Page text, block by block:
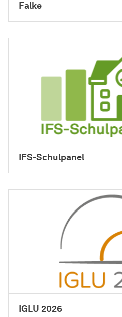
Falke
IFS-Schulpanel
IGLU 2026